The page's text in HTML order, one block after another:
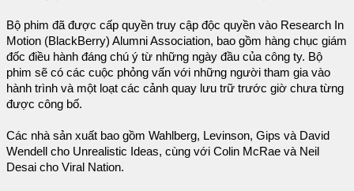
Bộ phim đã được cấp quyền truy cập độc quyền vào Research In
Motion (BlackBerry) Alumni Association, bao gồm hàng chục giám
đốc điều hành đáng chú ý từ những ngày đầu của công ty. Bộ
phim sẽ có các cuộc phỏng vấn với những người tham gia vào
hành trình và một loạt các cảnh quay lưu trữ trước giờ chưa từng
được công bố.
Các nhà sản xuất bao gồm Wahlberg, Levinson, Gips và David
Wendell cho Unrealistic Ideas, cùng với Colin McRae và Neil
Desai cho Viral Nation.